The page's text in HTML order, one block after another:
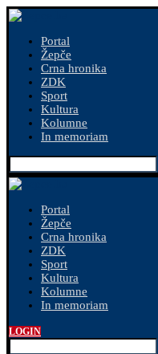
Portal
Žepče
Crna hronika
ZDK
Sport
Kultura
Kolumne
In memoriam
Portal
Žepče
Crna hronika
ZDK
Sport
Kultura
Kolumne
In memoriam
LOGIN